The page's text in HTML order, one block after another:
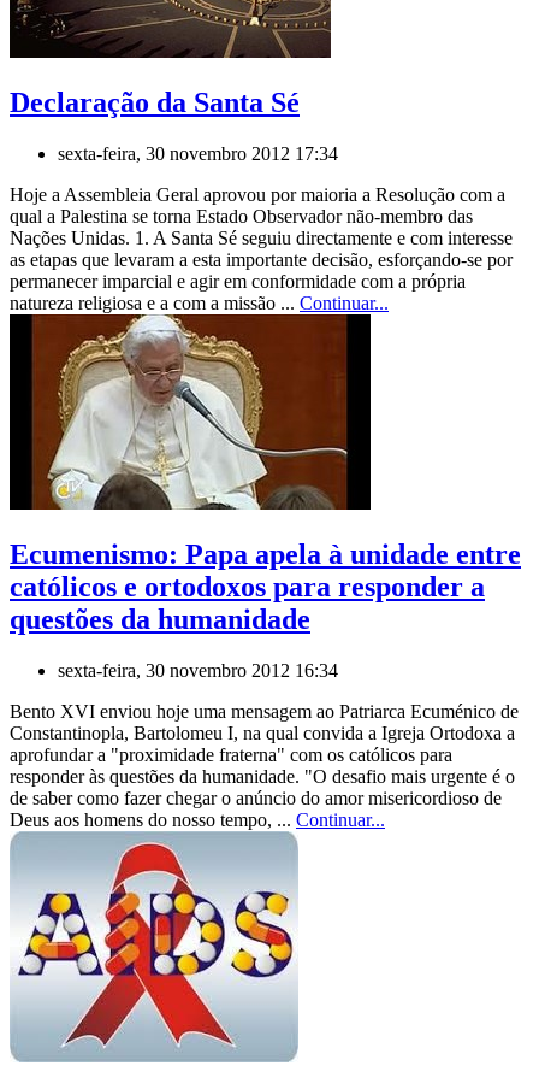
Declaração da Santa Sé
sexta-feira, 30 novembro 2012 17:34
Hoje a Assembleia Geral aprovou por maioria a Resolução com a
qual a Palestina se torna Estado Observador não-membro das
Nações Unidas. 1. A Santa Sé seguiu directamente e com interesse
as etapas que levaram a esta importante decisão, esforçando-se por
permanecer imparcial e agir em conformidade com a própria
natureza religiosa e a com a missão ... Continuar...
Ecumenismo: Papa apela à unidade entre
católicos e ortodoxos para responder a
questões da humanidade
sexta-feira, 30 novembro 2012 16:34
Bento XVI enviou hoje uma mensagem ao Patriarca Ecuménico de
Constantinopla, Bartolomeu I, na qual convida a Igreja Ortodoxa a
aprofundar a "proximidade fraterna" com os católicos para
responder às questões da humanidade. "O desafio mais urgente é o
de saber como fazer chegar o anúncio do amor misericordioso de
Deus aos homens do nosso tempo, ... Continuar...